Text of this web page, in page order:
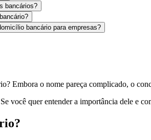
bancários?
bancário para empresas?
Embora o nome pareça complicado, o
você quer entender a importância dele e